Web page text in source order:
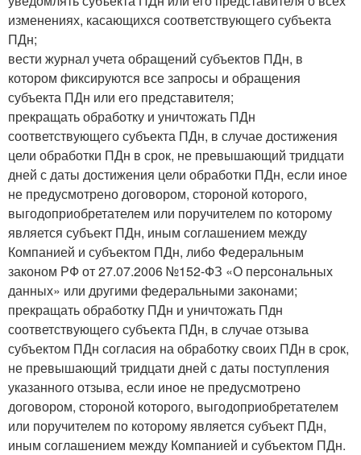
изменениях, касающихся соответствующего субъекта
ПДн;
вести журнал учета обращений субъектов ПДн, в
котором фиксируются все запросы и обращения
субъекта ПДн или его представителя;
прекращать обработку и уничтожать ПДн
соответствующего субъекта ПДн, в случае достижения
цели обработки ПДн в срок, не превышающий тридцати
дней с даты достижения цели обработки ПДн, если иное
не предусмотрено договором, стороной которого,
выгодоприобретателем или поручителем по которому
является субъект ПДн, иным соглашением между
Компанией и субъектом ПДн, либо Федеральным
законом РФ от 27.07.2006 №152-ФЗ «О персональных
данных» или другими федеральными законами;
прекращать обработку ПДн и уничтожать Пдн
соответствующего субъекта ПДн, в случае отзыва
субъектом ПДн согласия на обработку своих ПДн в срок,
не превышающий тридцати дней с даты поступления
указанного отзыва, если иное не предусмотрено
договором, стороной которого, выгодоприобретателем
или поручителем по которому является субъект ПДн,
иным соглашением между Компанией и субъектом ПДн.